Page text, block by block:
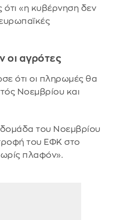
ότι «η κυβέρνηση δεν
οι αγρότες
ότι οι πληρωμές θα
Νοεμβρίου και
του Νοεμβρίου
του ΕΦΚ στο
πλαφόν».